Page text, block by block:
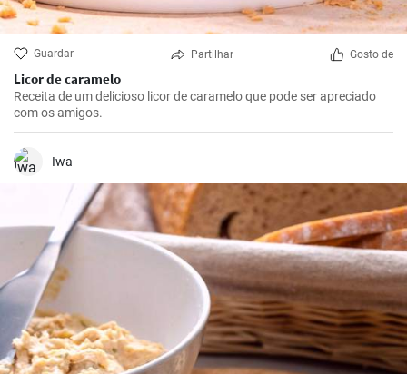
Guardar Partilhar Gosto de
Licor de caramelo
Receita de um delicioso licor de caramelo que pode ser apreciado
com os amigos.
Iwa